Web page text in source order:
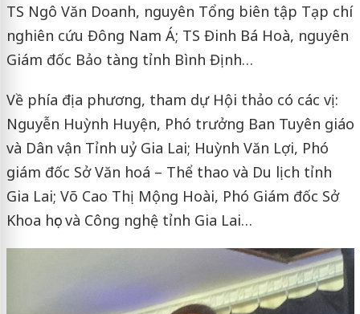
TS Ngô Văn Doanh, nguyên Tổng biên tập Tạp chí
nghiên cứu Đông Nam Á; TS Đinh Bá Hoà, nguyên
Giám đốc Bảo tàng tỉnh Bình Định…
Về phía địa phương, tham dự Hội thảo có các vị:
Nguyễn Huỳnh Huyện, Phó trưởng Ban Tuyên giáo
và Dân vận Tỉnh uỷ Gia Lai; Huỳnh Văn Lợi, Phó
giám đốc Sở Văn hoá – Thể thao và Du lịch tỉnh
Gia Lai; Võ Cao Thị Mộng Hoài, Phó Giám đốc Sở
Khoa học và Công nghệ tỉnh Gia Lai…